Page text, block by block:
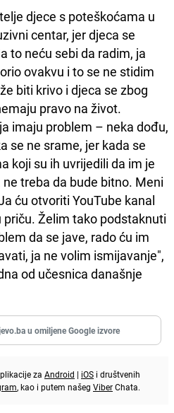
djece s poteškoćama u
centar, jer djeca se
to neću sebi da radim, ja
ovakvu i to se ne stidim
biti krivo i djeca se zbog
pravo na život.
imaju problem – neka dođu,
se ne srame, jer kada se
koji su ih uvrijedili da im je
treba da bude bitno. Meni
ću otvoriti YouTube kanal
Želim tako podstaknuti
da se jave, rado ću im
ja ne volim ismijavanje",
od učesnica današnje
u omiljene Google izvore
za Android | iOS i društvenih
, kao i putem našeg ViberChata.